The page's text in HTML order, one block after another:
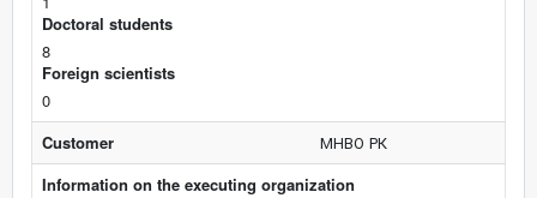
Doctoral students
8
Foreign scientists
0
Customer
МНВО РК
Information on the executing organization